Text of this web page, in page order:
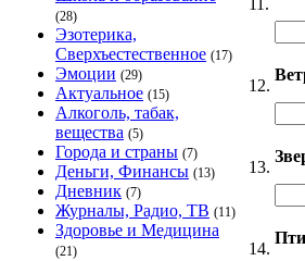
(28)
Эзотерика,
Сверхъестественное (17)
Эмоции (29)
Актуальное (15)
Алкоголь, табак,
вещества (5)
Города и страны (7)
Деньги, Финансы (13)
Дневник (7)
Журналы, Радио, ТВ (11)
Здоровье и Медицина
(21)
12.
13.
14.